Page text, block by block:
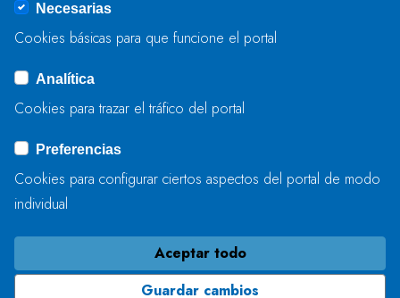
Se produjo un error al cargar el campo
ENVIAR
Necesarias
Cookies básicas para que funcione el portal
Analítica
Cookies para trazar el tráfico del portal
Preferencias
Cookies para configurar ciertos aspectos del portal de modo
individual
Aceptar todo
Guardar cambios